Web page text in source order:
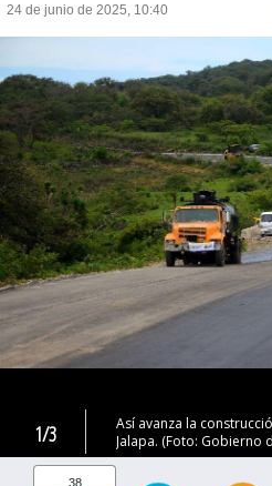
24 de junio de 2025, 10:40
1/3
Así avanza la
Jalapa. (Foto: Gobierno
38